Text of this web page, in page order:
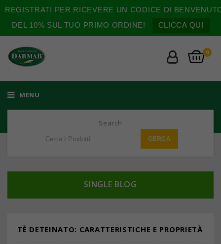
REGISTRATI PER RICEVERE UN CODICE DI
DEL 10% SUL TUO PRIMO ORDINE!
CLICCA QUI
0
MENU
Search
SINGLE BLOG
TÈ DETEINATO: CARATTERISTICHE E PROPRIETÀ